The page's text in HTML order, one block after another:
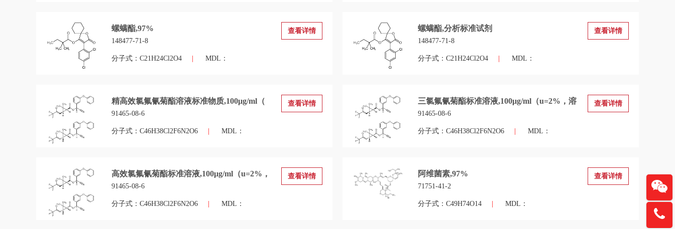
查看详情
螺螨酯,97%
148477-71-8
分子式：C21H24Cl2O4 MDL：
查看详情
螺螨酯,分析标准试剂
148477-71-8
分子式：C21H24Cl2O4 MDL：
查看详情
精高效氯氟氰菊酯溶液标准物质,100μg/ml（
91465-08-6
分子式：C46H38Cl2F6N2O6 MDL：
查看详情
三氯氟氰菊酯标准溶液,100μg/ml（u=2%，溶
91465-08-6
分子式：C46H38Cl2F6N2O6 MDL：
查看详情
高效氯氟氰菊酯标准溶液,100μg/ml（u=2%，
91465-08-6
分子式：C46H38Cl2F6N2O6 MDL：
查看详情
阿维菌素,97%
71751-41-2
分子式：C49H74O14 MDL：